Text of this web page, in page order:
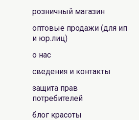
розничный магазин
оптовые продажи (для ип
и юр.лиц)
о нас
сведения и контакты
защита прав
потребителей
блог красоты